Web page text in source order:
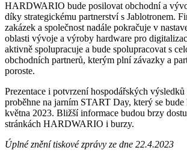
HARDWARIO bude posilovat obchodní a
díky strategickému partnerství s Jablotronem.
zakázek a společnost nadále pokračuje v
oblasti vývoje a výroby hardware pro
aktivně spolupracuje a bude spolupracovat s
obchodních partnerů, kterým plní závazky a
poroste.
Prezentace i potvrzení hospodářských
proběhne na jarním START Day, který se bude
května 2023. Bližší informace budou brzy
stránkách HARDWARIO i burzy.
Úplné znění tiskové zprávy ze dne 22.4.2023